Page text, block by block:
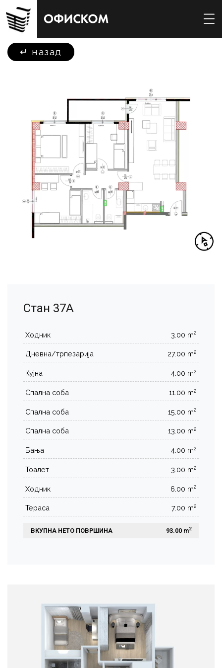
↵ назад
Стан 37А
Ходник 3.00 m2
Дневна/трпезарија 27.00 m2
Кујна 4.00 m2
Спална соба 11.00 m2
Спална соба 15.00 m2
Спална соба 13.00 m2
Бања 4.00 m2
Тоалет 3.00 m2
Ходник 6.00 m2
Тераса 7.00 m2
ВКУПНА НЕТО ПОВРШИНА 93.00 m2